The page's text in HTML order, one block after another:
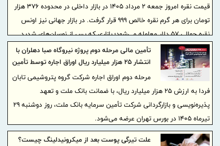
قیمت نقره امروز جمعه ۲ مرداد ۱۴۰۵ در بازار داخلی در محدوده ۳۷۶ هزار
تومان برای هر گرم نقره خالص ۹۹۹ قرار گرفت. در بازار جهانی نیز اونس
نقره حوالی ۵۷ دلار معامله می‌شود؛ بازاری که پس از نوسان‌های شدید
هفته گذشته همچنان مورد توجه خریداران و سرمایه‌گذاران است.
تأمین مالی مرحله دوم پروژه نیروگاه صبا دهلران با
انتشار ۲۵ هزار میلیارد ریال اوراق اجاره توسط تأمین
سرمایه بانک ملت
مرحله دوم اوراق اجاره شرکت گروه پتروشیمی تابان
فردا به ارزش ۲۵ هزار میلیارد ریال، با ضمانت بانک ملت و تعهد
پذیره‌نویسی و بازارگردانی شرکت تأمین سرمایه بانک ملت، روز دوشنبه ۲۹
تیرماه ۱۴۰۵ در بورس تهران عرضه می‌شود.
علت تیرگی پوست بعد از میکرونیدلینگ چیست؟